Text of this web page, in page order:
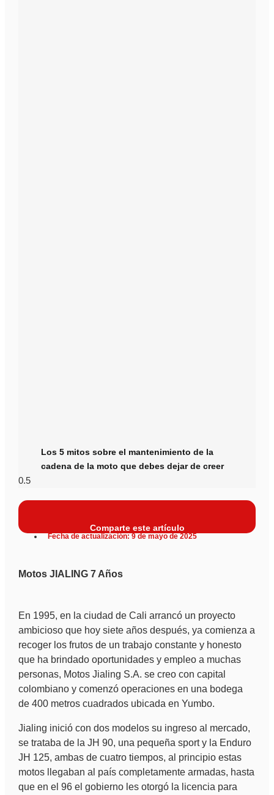
Los 5 mitos sobre el mantenimiento de la
cadena de la moto que debes dejar de creer
Comparte este artículo
Fecha de actualización: 9 de mayo de 2025
Motos JIALING 7 Años
En 1995, en la ciudad de Cali arrancó un proyecto
ambicioso que hoy siete años después, ya comienza a
recoger los frutos de un trabajo constante y honesto
que ha brindado oportunidades y empleo a muchas
personas, Motos Jialing S.A. se creo con capital
colombiano y comenzó operaciones en una bodega
de 400 metros cuadrados ubicada en Yumbo.
Jialing inició con dos modelos su ingreso al mercado,
se trataba de la JH 90, una pequeña sport y la Enduro
JH 125, ambas de cuatro tiempos, al principio estas
motos llegaban al país completamente armadas, hasta
que en el 96 el gobierno les otorgó la licencia para